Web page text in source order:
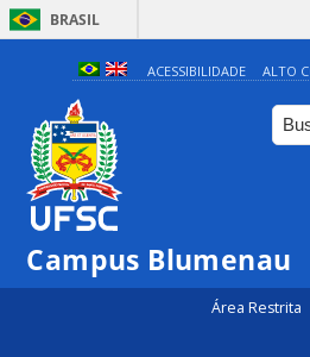
BRASIL
ACESSIBILIDADE ALTO
Campus Blumenau
Área Restrita